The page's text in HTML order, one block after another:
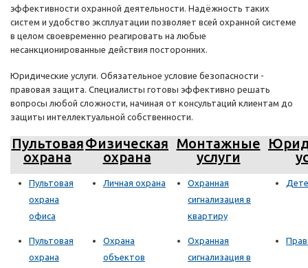
эффективности охранной деятельности. Надёжность таких
систем и удобство эксплуатации позволяет всей охранной системе
в целом своевременно реагировать на любые
несанкционированные действия посторонних.
Юридические услуги. Обязательное условие безопасности -
правовая защита. Специалисты готовы эффективно решать
вопросы любой сложности, начиная от консультаций клиентам до
защиты интеллектуальной собственности.
Пультовая
охрана
Физическая
охрана
Монтажные
услуги
Пультовая
охрана
офиса
Личная охрана
Охранная
сигнализация в
квартиру
Пультовая
охрана
Охрана
объектов
Охранная
сигнализация в